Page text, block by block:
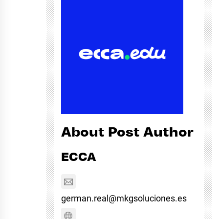
About Post Author
ECCA
german.real@mkgsoluciones.es